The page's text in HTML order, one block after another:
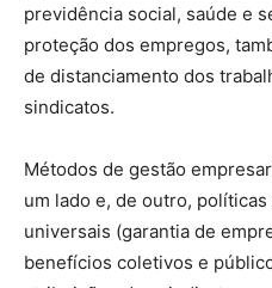
previdência social, saúde e
proteção dos empregos,
de distanciamento dos
sindicatos.
Métodos de gestão
um lado e, de outro,
universais (garantia de
benefícios coletivos e